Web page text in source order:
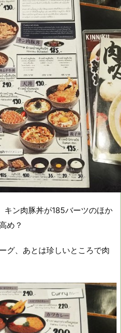
キン肉豚丼が185バーツのほか
め？
グ、あとは珍しいところで肉